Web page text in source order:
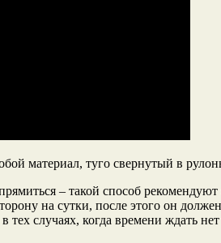
материал, туго свернутый в
– такой способ
на сутки, после этого он
тех случаях, когда времени ждать